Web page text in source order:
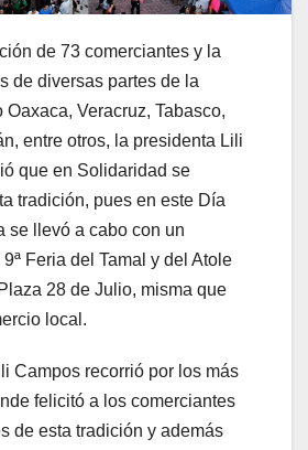
de 73 comerciantes y la
de diversas partes de la
Oaxaca, Veracruz, Tabasco,
entre otros, la presidenta Lili
que en Solidaridad se
tradición, pues en este Día
se llevó a cabo con un
Feria del Tamal y del Atole
28 de Julio, misma que
local.
Campos recorrió por los más
felicitó a los comerciantes
de esta tradición y además